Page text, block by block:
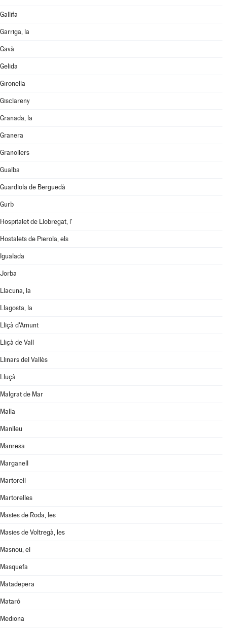
Gallifa
Garriga, la
Gavà
Gelida
Gironella
Gisclareny
Granada, la
Granera
Granollers
Gualba
Guardiola de Berguedà
Gurb
Hospitalet de Llobregat, l'
Hostalets de Pierola, els
Igualada
Jorba
Llacuna, la
Llagosta, la
Lliçà d'Amunt
Lliçà de Vall
Llinars del Vallès
Lluçà
Malgrat de Mar
Malla
Manlleu
Manresa
Marganell
Martorell
Martorelles
Masies de Roda, les
Masies de Voltregà, les
Masnou, el
Masquefa
Matadepera
Mataró
Mediona